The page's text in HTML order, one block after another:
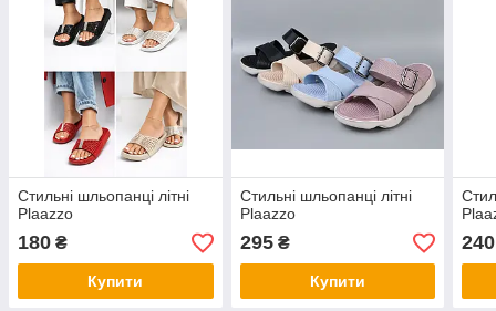
Стильні шльопанці літні
Plaazzo
180 ₴
Купити
Стильні шльопанці літні
Plaazzo
295₴
Купити
240